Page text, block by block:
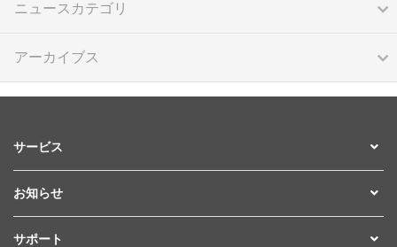
ニュースカテゴリ
アーカイブス
サービス
お知らせ
サポート